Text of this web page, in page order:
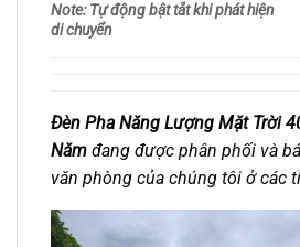
Note: Tự động bật tắt khi phát hiện
di chuyển
Đèn Pha Năng Lượng Mặt Trời
Năm đang được phân phối và
văn phòng của chúng tôi ở các